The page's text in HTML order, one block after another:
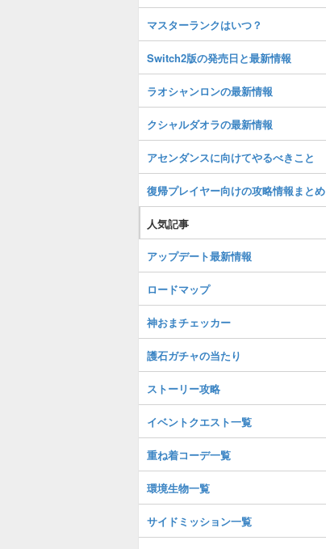
マスターランクはいつ？
Switch2版の発売日と最新情報
ラオシャンロンの最新情報
クシャルダオラの最新情報
アセンダンスに向けてやるべきこと
復帰プレイヤー向けの攻略情報まとめ
人気記事
アップデート最新情報
ロードマップ
神おまチェッカー
護石ガチャの当たり
ストーリー攻略
イベントクエスト一覧
重ね着コーデ一覧
環境生物一覧
サイドミッション一覧